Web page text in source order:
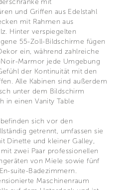
und Griffen aus Edelstahl
mit Rahmen aus
Hinter verspiegelten
55-Zoll-Bildschirme fügen
ein, während zahlreiche
Noir-Marmor jede Umgebung
der Kontinuität mit den
Alle Kabinen sind außerdem
unter dem Bildschirm
in einen Vanity Table
sich vor den
getrennt, umfassen sie
Dinette und kleiner Galley,
zwei Paar professionellen
von Miele sowie fünf
suite-Badezimmern.
Maschinenraum